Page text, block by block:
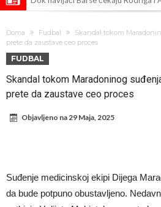
otpremnine.
Trabzonspor ne staje: Dogovoren je
Liverpulu
Šok na treningu Barcelone! Igrač u
povrede
Posao od 150 miliona evra! Igrač je
Doma Fudbal
Skandal tokom
prete da zaustave ceo proces
FUDBAL
Skandal tokom Maradoninog
prete da zaustave ceo proces
Objavljeno na29 Maja, 2025
Suđenje medicinskoj ekipi Dijega
da bude potpuno obustavljeno.